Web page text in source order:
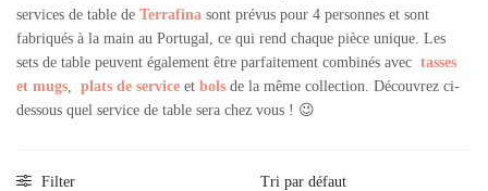
services de table deTerrafina sont prévus pour 4 personnes et sont
fabriqués à la main au Portugal, ce qui rend chaque pièce unique. Les
sets de table peuvent également être parfaitement combinés avectasses
et mugs,plats de service etbols de la même collection. Découvrez ci-
dessous quel service de table sera chez vous ! 😉
Filter